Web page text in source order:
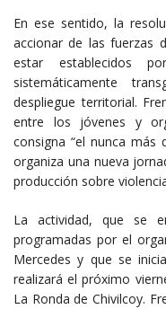
En ese sentido, la
accionar de las fuerzas
estar establecidos
sistemáticamente
despliegue territorial.
entre los jóvenes y
consigna “el nunca más
organiza una nueva
producción sobre
La actividad, que se
programadas por el
Mercedes y que se
realizará el próximo
La Ronda de Chivilcoy.